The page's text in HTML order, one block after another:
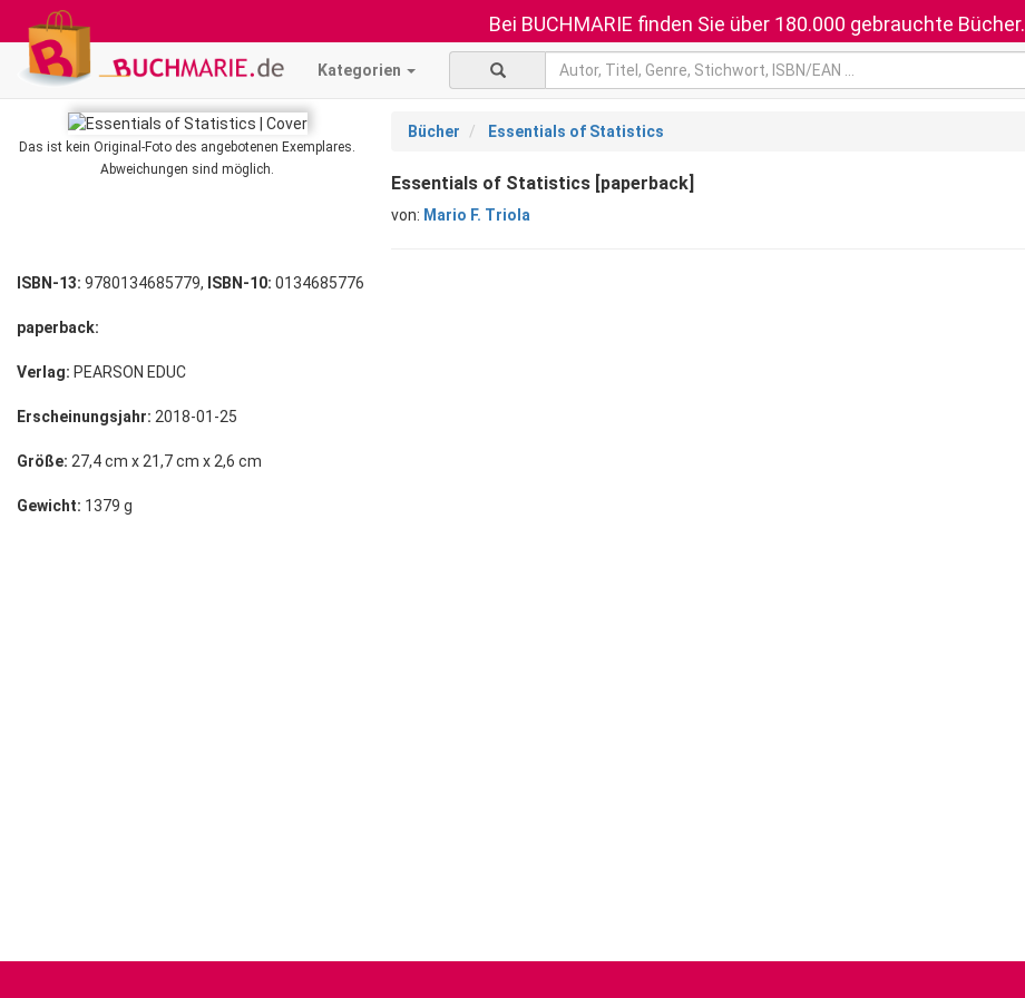
Bei BUCHMARIE finden Sie über 180.000 gebrauchte Bücher.
Kategorien
Das ist kein Original-Foto des angebotenen Exemplares.
Abweichungen sind möglich.
Bücher Essentials of Statistics
Essentials of Statistics [paperback]
von: Mario F. Triola
ISBN-13: 9780134685779, ISBN-10: 0134685776
paperback:
Verlag: PEARSON EDUC
Erscheinungsjahr: 2018-01-25
Größe: 27,4 cm x 21,7 cm x 2,6 cm
Gewicht: 1379 g